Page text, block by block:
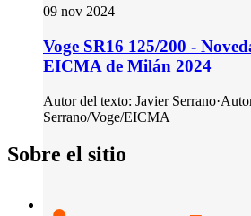
09 nov 2024
Voge SR16 125/200 -
EICMA de Milán 2024
Autor del texto: Javier Serrano·
Serrano/Voge/EICMA
Sobre el sitio